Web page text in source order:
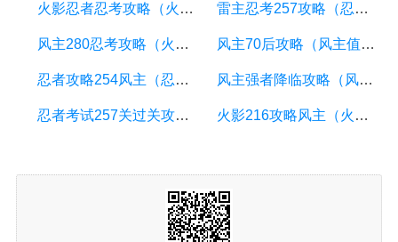
火影忍者忍考攻略（火影忍者忍术考试） 雷主忍考257攻略（忍考263雷主）
风主280忍考攻略（火影忍者ol手游风主忍考27关） 风主70后攻略（风主值得练吗）
忍者攻略254风主（忍者枫攻略第一关怎么过） 风主强者降临攻略（风主有用吗）
忍者考试257关过关攻略（忍者考试299） 火影216攻略风主（火影忍者ol手游风主忍考27关）